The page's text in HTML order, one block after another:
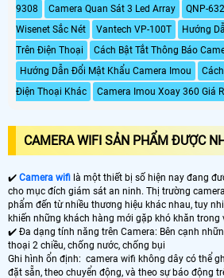
9308
Camera Quan Sát 3 Led Array
QNP-
Wisenet Sắc Nét
Vantech VP-100T
Hướng
Trên Điện Thoại
Cách Bật Tắt Thông Báo
Hướng Dẫn Đổi Mật Khẩu Camera Imou
Điện Thoại Khác
Camera Imou Xoay 360 Giá
CAMERA WIFI SẢN PHẨM ĐƯỢC
✔️ Camera wifi là một thiết bị số hiện nay đang
cho mục đích giám sát an ninh. Thị trường
phẩm đến từ nhiều thương hiệu khác nhau, tuy
khiến những khách hàng mới gặp khó khăn trong
✔️ Đa dạng tính năng trên Camera: Bên cạnh
thoại 2 chiều, chống nước, chống bụi
Ghi hình ổn định: camera wifi không dây có thể
đặt sẵn, theo chuyển động, và theo sự báo động